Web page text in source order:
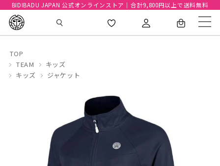
BIDIBADU JAPAN 公式オンラインストア｜合計9,800円以上で送料無料
TOP
TEAM
キッズ
キッズ
ジャケット